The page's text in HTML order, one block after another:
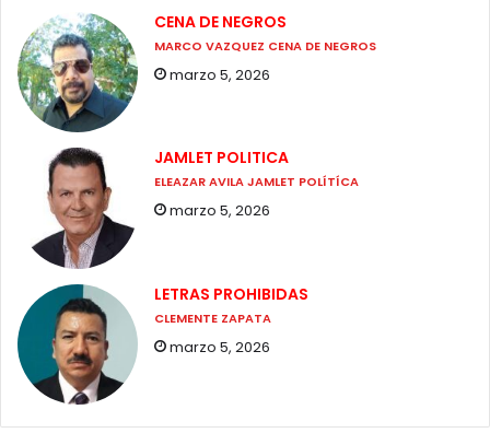
CENA DE NEGROS
MARCO VAZQUEZ CENA DE NEGROS
marzo 5, 2026
JAMLET POLITICA
ELEAZAR AVILA JAMLET POLÍTÍCA
marzo 5, 2026
LETRAS PROHIBIDAS
CLEMENTE ZAPATA
marzo 5, 2026